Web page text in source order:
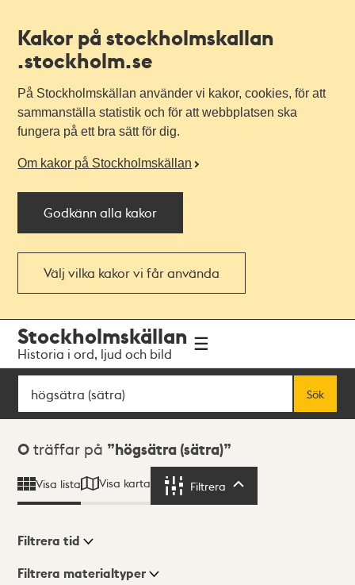
Kakor på stockholmskallan
.stockholm.se
På Stockholmskällan använder vi kakor, cookies, för att
sammanställa statistik och för att webbplatsen ska
fungera på ett bra sätt för dig.
Om kakor på Stockholmskällan
Godkänn alla kakor
Välj vilka kakor vi får använda
navigationen
huvudinnehållet
Stockholmskällan
Historia i ord, ljud och bild
Sök
Sök
Sökresultat
0 träffar på högsätra (sätra)
Visa lista Visa karta Filtrera
Visningsläge
Filtrera tid
Filtrera materialtyper